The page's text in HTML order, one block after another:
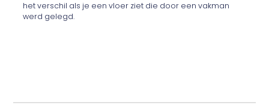
het verschil als je een vloer ziet die door een vakman
werd gelegd.